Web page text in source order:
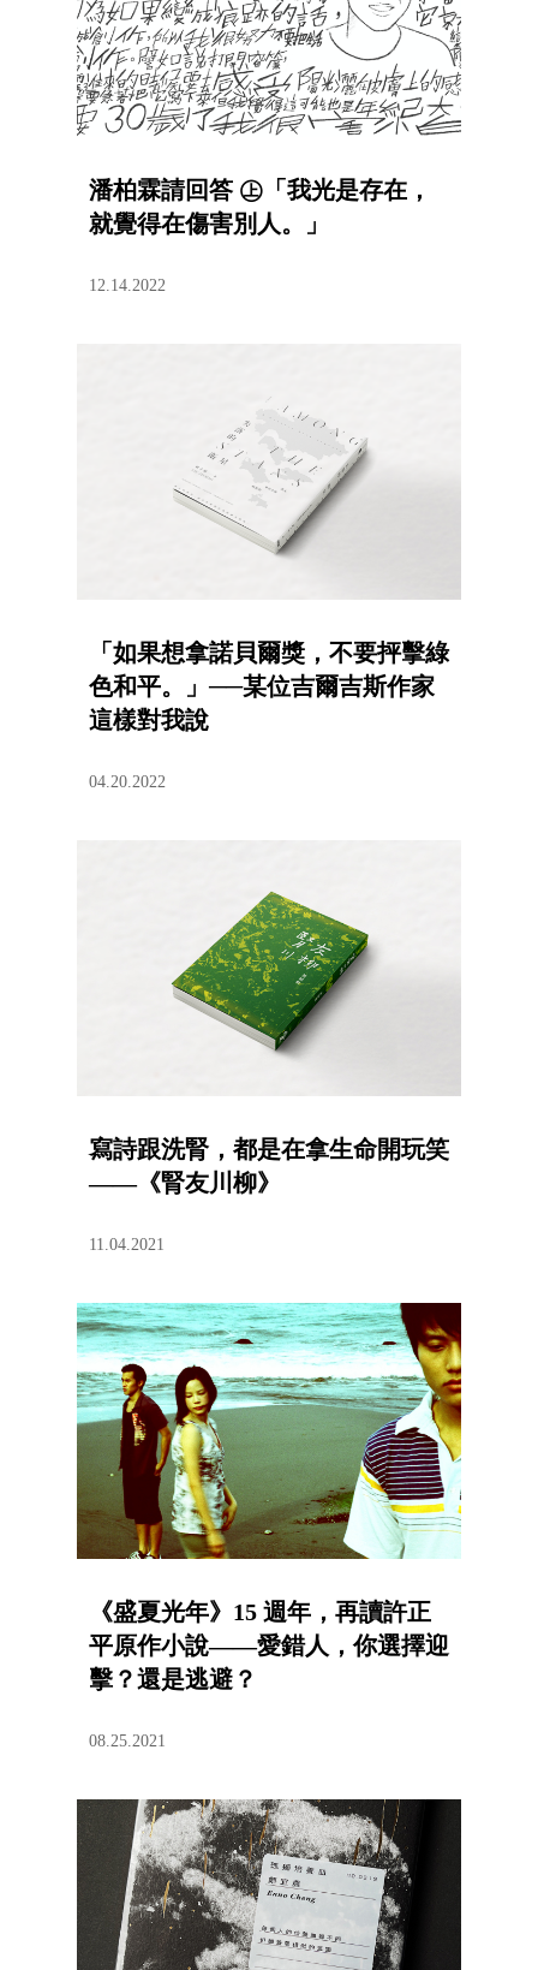
潘柏霖請回答 ㊤「我光是存在，
就覺得在傷害別人。」
12.14.2022
「如果想拿諾貝爾獎，不要抨擊綠
色和平。」──某位吉爾吉斯作家
這樣對我說
04.20.2022
寫詩跟洗腎，都是在拿生命開玩笑
——《腎友川柳》
11.04.2021
《盛夏光年》15 週年，再讀許正
平原作小說——愛錯人，你選擇迎
擊？還是逃避？
08.25.2021